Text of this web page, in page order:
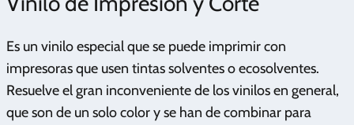
Es un vinilo especial que se puede imprimir con
impresoras que usen tintas solventes o ecosolventes.
Resuelve el gran inconveniente de los vinilos en general,
que son de un solo color y se han de combinar para